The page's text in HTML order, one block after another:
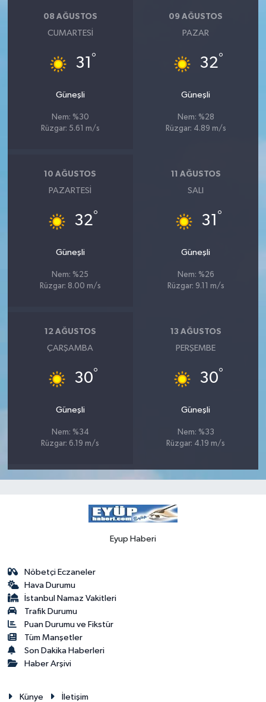
08 AĞUSTOS
CUMARTESI
31 °
Güneşli
Nem: %30
Rüzgar: 5.61 m/s
09 AĞUSTOS
PAZAR
32°
Güneşli
Nem: %28
Rüzgar: 4.89 m/s
10 AĞUSTOS
PAZARTESI
32°
Güneşli
Nem: %25
Rüzgar: 8.00 m/s
11 AĞUSTOS
SALI
31 °
Güneşli
Nem: %26
Rüzgar: 9.11 m/s
12 AĞUSTOS
ÇARŞAMBA
30°
Güneşli
Nem: %34
Rüzgar: 6.19 m/s
13 AĞUSTOS
PERŞEMBE
30°
Güneşli
Nem: %33
Rüzgar: 4.19 m/s
Eyup Haberi
Nöbetçi Eczaneler
Hava Durumu
İstanbul Namaz Vakitleri
Trafik Durumu
Puan Durumu ve Fikstür
Tüm Manşetler
Son Dakika Haberleri
Haber Arşivi
Künye İletişim